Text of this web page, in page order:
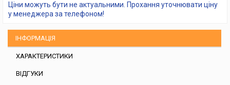
Ціни можуть бути не актуальними. Прохання уточнювати ціну
у менеджера за телефоном!
ІНФОРМАЦІЯ
ХАРАКТЕРИСТИКИ
ВІДГУКИ